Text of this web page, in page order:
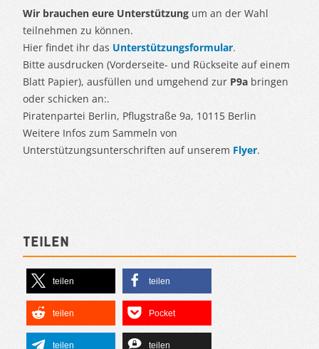
Wir brauchen eure Unterstützung um an der Wahl
teilnehmen zu können.
Hier findet ihr das Unterstützungsformular.
Bitte ausdrucken (Vorderseite- und Rückseite auf einem
Blatt Papier), ausfüllen und umgehend zur P9a bringen
oder schicken an:.
Piratenpartei Berlin, Pflugstraße 9a, 10115 Berlin
Weitere Infos zum Sammeln von
Unterstützungsunterschriften auf unserem Flyer.
Teilen
teilen teilen
teilen Pocket
teilen teilen